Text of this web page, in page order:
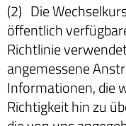
(2) Die
öffentlich
Richtlinie
angemessene
Informationen, die
Richtigkeit hin zu